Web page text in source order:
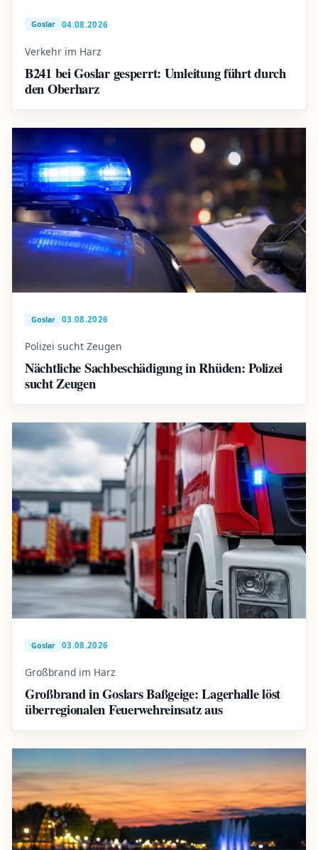
Goslar 04.08.2026
Verkehr im Harz
B241 bei Goslar gesperrt: Umleitung führt durch
den Oberharz
Goslar 03.08.2026
Polizei sucht Zeugen
Nächtliche Sachbeschädigung in Rhüden: Polizei
sucht Zeugen
Goslar 03.08.2026
Großbrand im Harz
Großbrand in Goslars Baßgeige: Lagerhalle löst
überregionalen Feuerwehreinsatz aus